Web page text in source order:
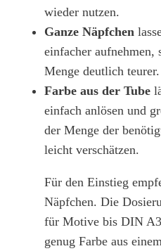
wieder nutzen.
Ganze Näpfchen
einfacher aufnehmen,
Menge deutlich teurer.
Farbe aus der Tube
einfach anlösen und
der Menge der
leicht verschätzen.
Für den Einstieg
Näpfchen. Die
für Motive bis DIN
genug Farbe aus